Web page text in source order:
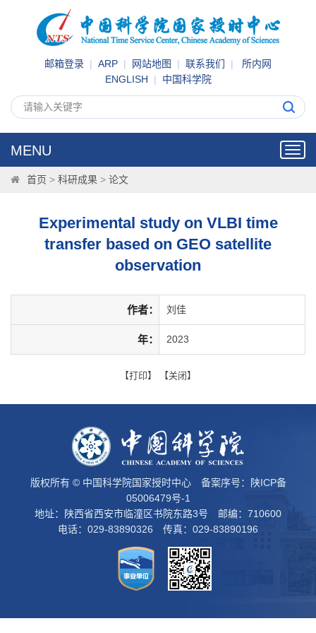
邮箱登录 | ARP | 网站地图 | 联系我们 | 所内网
ENGLISH | 中国科学院
MENU
首页 > 科研成果 > 论文
Experimental study on VLBI time
transfer based on GEO satellite
observation
作者： 刘佳
年： 2023
【打印】 【关闭 】
版权所有 © 中国科学院国家授时中心 备案序号：
陕ICP备
05006479号-1
地址：陕西省西安市临潼区书院东路3号 邮编：710600
电话：029-83890326 传真：029-83890196